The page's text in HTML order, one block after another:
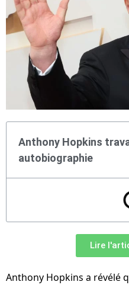
Anthony Hopkins
autobiographie
Lire
Anthony Hopkins a révélé